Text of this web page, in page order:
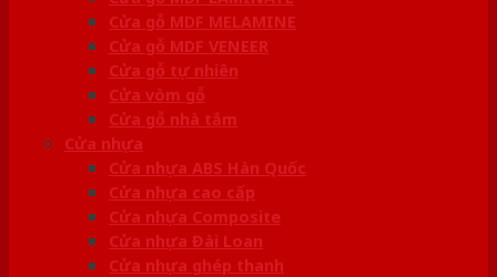
Cửa gỗ MDF MELAMINE
Cửa gỗ MDF VENEER
Cửa gỗ tự nhiên
Cửa vòm gỗ
Cửa gỗ nhà tắm
Cửa nhựa
Cửa nhựa ABS Hàn Quốc
Cửa nhựa cao cấp
Cửa nhựa Composite
Cửa nhựa Đài Loan
Cửa nhựa ghép thanh